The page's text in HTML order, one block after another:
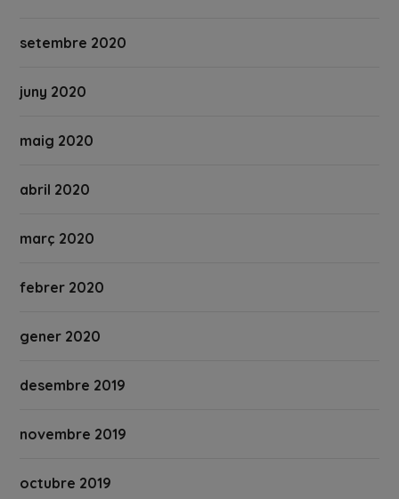
setembre 2020
juny 2020
maig 2020
abril 2020
març 2020
febrer 2020
gener 2020
desembre 2019
novembre 2019
octubre 2019